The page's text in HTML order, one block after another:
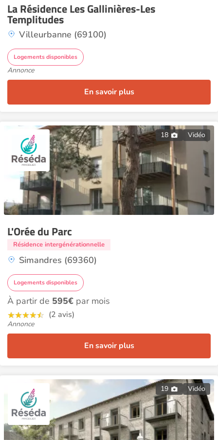
La Résidence Les Gallinières-Les
Templitudes
Villeurbanne (69100)
Logements disponibles
Annonce
En savoir plus
18 Vidéo
L'Orée du Parc
Résidence intergénérationnelle
Simandres (69360)
Logements disponibles
À partir de 595€ par mois
(2 avis)
Annonce
En savoir plus
19 Vidéo